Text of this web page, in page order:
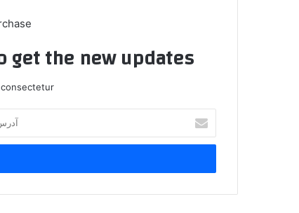
the new updates!
ایمیل
خود
وارد